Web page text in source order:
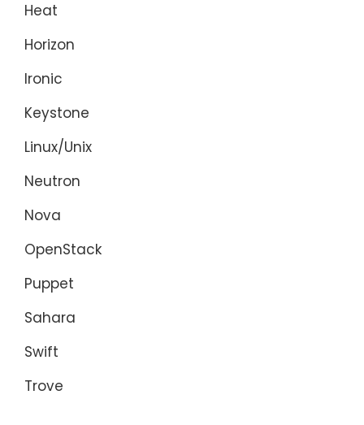
Heat
Horizon
Ironic
Keystone
Linux/Unix
Neutron
Nova
OpenStack
Puppet
Sahara
Swift
Trove